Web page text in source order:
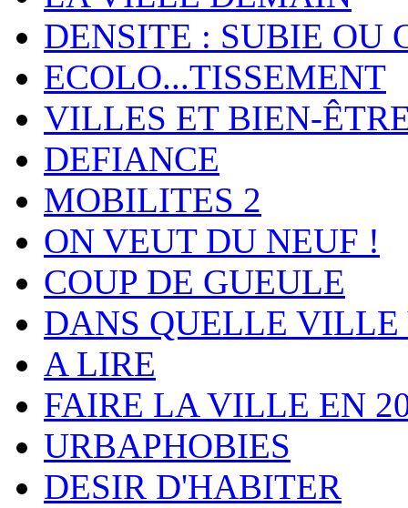
DENSITE : SUBIE OU
ECOLO...TISSEMENT
VILLES ET BIEN-
DEFIANCE
MOBILITES 2
ON VEUT DU NEUF !
COUP DE GUEULE
DANS QUELLE
A LIRE
FAIRE LA VILLE EN
URBAPHOBIES
DESIR D'HABITER